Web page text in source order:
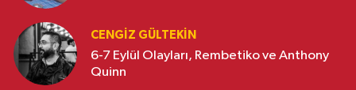
CENGIZ GÜLTEKIN
6-7 Eylül Olayları, Rembetiko ve Anthony
Quinn